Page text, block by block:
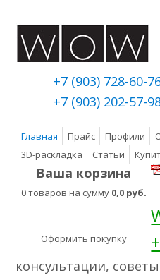
+7 (903) 728-60-
+7 (903) 202-57-
Главная Прайс Профили
3D-раскладка
Статьи
Ваша корзина
0 товаров на сумму 0,0 руб.
Оформить покупку
консультации,